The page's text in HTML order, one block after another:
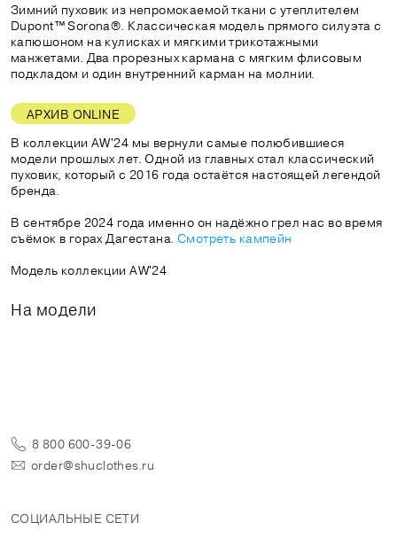
Зимний пуховик из непромокаемой ткани с утеплителем
Dupont™ Sorona®. Классическая модель прямого силуэта с
капюшоном на кулисках и мягкими трикотажными
манжетами. Два прорезных кармана с мягким флисовым
подкладом и один внутренний карман на молнии.
АРХИВ ONLINE
В коллекции AW'24 мы вернули самые полюбившиеся
модели прошлых лет. Одной из главных стал классический
пуховик, который с 2016 года остаётся настоящей легендой
бренда.
В сентябре 2024 года именно он надёжно грел нас во время
съёмок в горах Дагестана. Смотреть кампейн
Модель коллекции AW'24
На модели
8 800 600-39-06
order@shuclothes.ru
СОЦИАЛЬНЫЕ СЕТИ